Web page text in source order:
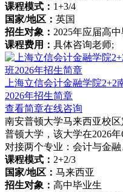
课程模式： 1+3/4
国家/地区： 英国
招生对象： 2025年应届高
课程费用： 具体咨询老师;
上海立信会计金融学院
2026年招生简章
查看简章在线咨询
南安普顿大学马来西亚校
普顿大学，该大学在2026
对接两个专业：会计与金
课程模式： 2+2/3
国家/地区： 马来西亚
招生对象： 高中毕业生